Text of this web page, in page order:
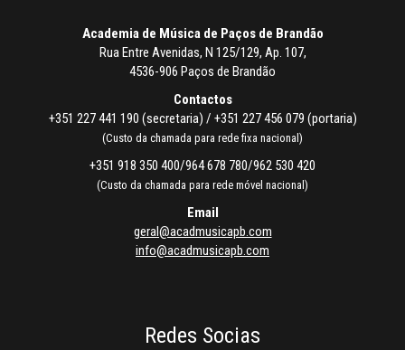
Academia de Música de Paços de Brandão
Rua Entre Avenidas, N 125/129, Ap. 107,
4536-906 Paços de Brandão
Contactos
+351 227 441 190 (secretaria) / +351 227 456 079 (portaria)
(Custo da chamada para rede fixa nacional)
+351 918 350 400/964 678 780/962 530 420
(Custo da chamada para rede móvel nacional)
Email
geral@acadmusicapb.com
info@acadmusicapb.com
Redes Socias